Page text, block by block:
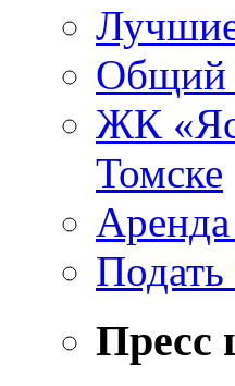
Общий
ЖК
Томске
Подать
Пресс